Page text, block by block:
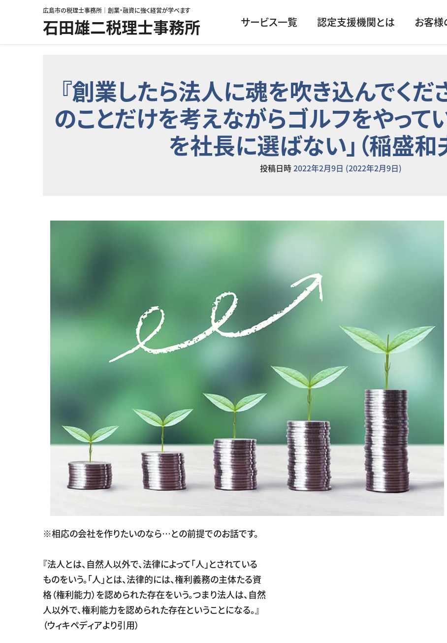
コンテンツへスキップ広島市の税理士事務所｜創業・融資に強く経営が学べます
石田雄二税理士事務所 サービス一覧 認定支援機関とは お客様
『創業したら法人に魂を吹き込んでくだ
のことだけを考えながらゴルフをやっ
を社長に選ばない」（稲盛和
投稿日時2022年2月9日 (2022年2月9日)
※相応の会社を作りたいのなら…との前提でのお話です。
『法人とは、自然人以外で、法律によって「人」とされている
ものをいう。「人」とは、法律的には、権利義務の主体たる資
格（権利能力）を認められた存在をいう。つまり法人は、自然
人以外で、権利能力を認められた存在ということになる。』
（ウィキペディアより引用）